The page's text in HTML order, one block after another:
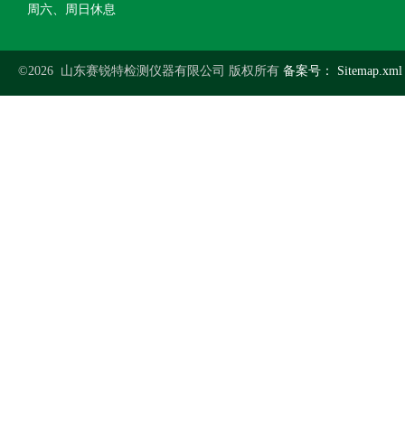
周六、周日休息
©2026 山东赛锐特检测仪器有限公司 版权所有 备案号： Sitemap.xml